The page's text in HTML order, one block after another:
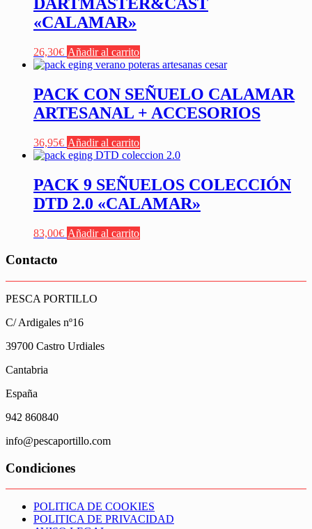
«CALAMAR»
26,30€ Añadir al carrito
PACK CON SEÑUELO CALAMAR
ARTESANAL + ACCESORIOS
36,95€ Añadir al carrito
PACK 9 SEÑUELOS COLECCIÓN
DTD 2.0 «CALAMAR»
83,00€ Añadir al carrito
Contacto
PESCA PORTILLO
C/ Ardigales nº16
39700 Castro Urdiales
Cantabria
España
942 860840
info@pescaportillo.com
Condiciones
POLITICA DE COOKIES
POLITICA DE PRIVACIDAD